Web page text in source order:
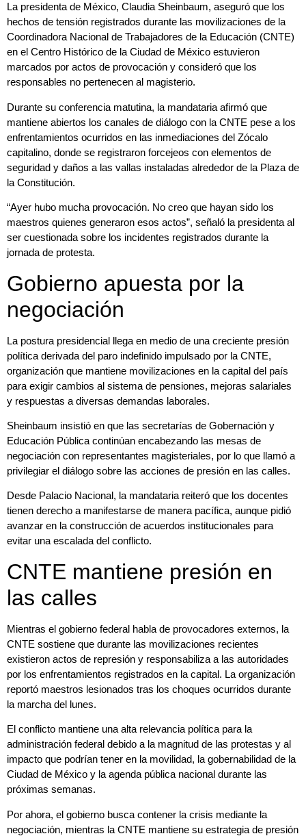
La presidenta de México, Claudia Sheinbaum, aseguró que los
hechos de tensión registrados durante las movilizaciones de la
Coordinadora Nacional de Trabajadores de la Educación (CNTE)
en el Centro Histórico de la Ciudad de México estuvieron
marcados por actos de provocación y consideró que los
responsables no pertenecen al magisterio.
Durante su conferencia matutina, la mandataria afirmó que
mantiene abiertos los canales de diálogo con la CNTE pese a los
enfrentamientos ocurridos en las inmediaciones del Zócalo
capitalino, donde se registraron forcejeos con elementos de
seguridad y daños a las vallas instaladas alrededor de la Plaza de
la Constitución.
“Ayer hubo mucha provocación. No creo que hayan sido los
maestros quienes generaron esos actos”, señaló la presidenta al
ser cuestionada sobre los incidentes registrados durante la
jornada de protesta.
Gobierno apuesta por la
negociación
La postura presidencial llega en medio de una creciente presión
política derivada del paro indefinido impulsado por la CNTE,
organización que mantiene movilizaciones en la capital del país
para exigir cambios al sistema de pensiones, mejoras salariales
y respuestas a diversas demandas laborales.
Sheinbaum insistió en que las secretarías de Gobernación y
Educación Pública continúan encabezando las mesas de
negociación con representantes magisteriales, por lo que llamó a
privilegiar el diálogo sobre las acciones de presión en las calles.
Desde Palacio Nacional, la mandataria reiteró que los docentes
tienen derecho a manifestarse de manera pacífica, aunque pidió
avanzar en la construcción de acuerdos institucionales para
evitar una escalada del conflicto.
CNTE mantiene presión en
las calles
Mientras el gobierno federal habla de provocadores externos, la
CNTE sostiene que durante las movilizaciones recientes
existieron actos de represión y responsabiliza a las autoridades
por los enfrentamientos registrados en la capital. La organización
reportó maestros lesionados tras los choques ocurridos durante
la marcha del lunes.
El conflicto mantiene una alta relevancia política para la
administración federal debido a la magnitud de las protestas y al
impacto que podrían tener en la movilidad, la gobernabilidad de la
Ciudad de México y la agenda pública nacional durante las
próximas semanas.
Por ahora, el gobierno busca contener la crisis mediante la
negociación, mientras la CNTE mantiene su estrategia de presión